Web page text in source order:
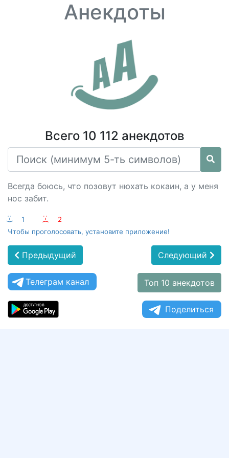
Анекдоты
Всего 10 112 анекдотов
Всегда боюсь, что позовут нюхать кокаин, а у меня
нос забит.
:-) 1 :-(
2
Чтобы проголосовать, установите приложение!
Предыдущий Следующий
Телеграм канал Топ 10 анекдотов
Поделиться